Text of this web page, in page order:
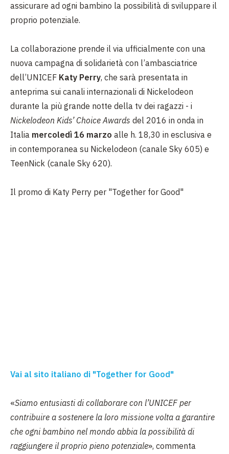
assicurare ad ogni bambino la possibilità di sviluppare il
proprio potenziale.
La collaborazione prende il via ufficialmente con una
nuova campagna di solidarietà con l’ambasciatrice
dell’UNICEF Katy Perry, che sarà presentata in
anteprima sui canali internazionali di Nickelodeon
durante la più grande notte della tv dei ragazzi - i
Nickelodeon Kids’ Choice Awards del 2016 in onda in
Italia mercoledì 16 marzo alle h. 18,30 in esclusiva e
in contemporanea su Nickelodeon (canale Sky 605) e
TeenNick (canale Sky 620).
Il promo di Katy Perry per "Together for Good"
Vai al sito italiano di "Together for Good"
«Siamo entusiasti di collaborare con l’UNICEF per
contribuire a sostenere la loro missione volta a garantire
che ogni bambino nel mondo abbia la possibilità di
raggiungere il proprio pieno potenziale», commenta